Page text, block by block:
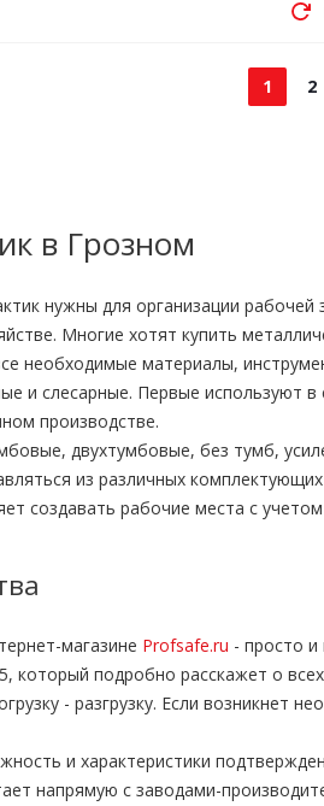
1 2
в Грозном
нужны для организации
Многие хотят купить
необходимые материалы,
и слесарные. Первые используют
производстве.
двухтумбовые, без тумб,
из различных
создавать рабочие места с
магазине Profsafe.ru - просто
который подробно расскажет о
- разгрузку. Если возникнет
и характеристики
напрямую с заводами-